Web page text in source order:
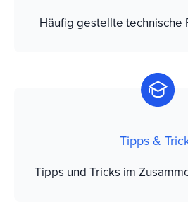
Häufig gestellte technische
Tipps &
Tipps und Tricks im